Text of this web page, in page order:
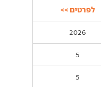
לפרטים >>
2026
5
5